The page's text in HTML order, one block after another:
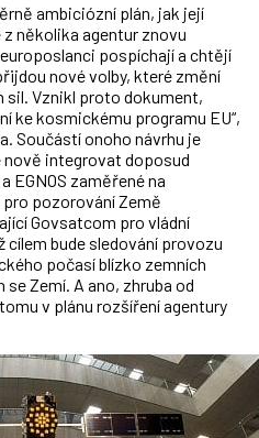
ambiciózní plán, jak její
několika agentur znovu
pospíchají a chtějí
nové volby, které změní
sil. Vznikl proto dokument,
ke kosmickému programu EU“,
Součástí onoho návrhu je
nově integrovat doposud
EGNOS zaměřené na
pozorování Země
Govsatcom pro vládní
cílem bude sledování provozu
počasí blízko zemních
Zemí. A ano, zhruba od
v plánu rozšíření agentury